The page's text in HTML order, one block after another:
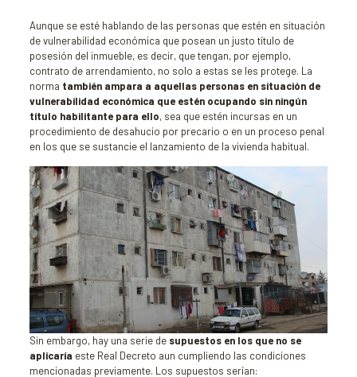
Aunque se esté hablando de las personas que estén en situación
de vulnerabilidad económica que posean un justo título de
posesión del inmueble, es decir, que tengan, por ejemplo,
contrato de arrendamiento, no solo a estas se les protege. La
norma también ampara a aquellas personas en situación de
vulnerabilidad económica que estén ocupando sin ningún
título habilitante para ello, sea que estén incursas en un
procedimiento de desahucio por precario o en un proceso penal
en los que se sustancie el lanzamiento de la vivienda habitual.
Sin embargo, hay una serie de supuestos en los que no se
aplicaría este Real Decreto aun cumpliendo las condiciones
mencionadas previamente. Los supuestos serían: